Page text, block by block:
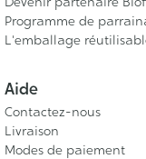
bio en poudre,
cheveux, nous vous
ces extraits
du corps et des
recettes de
sont frais pour
Programme de
L'emballage
Aide
Contactez-nous
Livraison
Modes de paiement